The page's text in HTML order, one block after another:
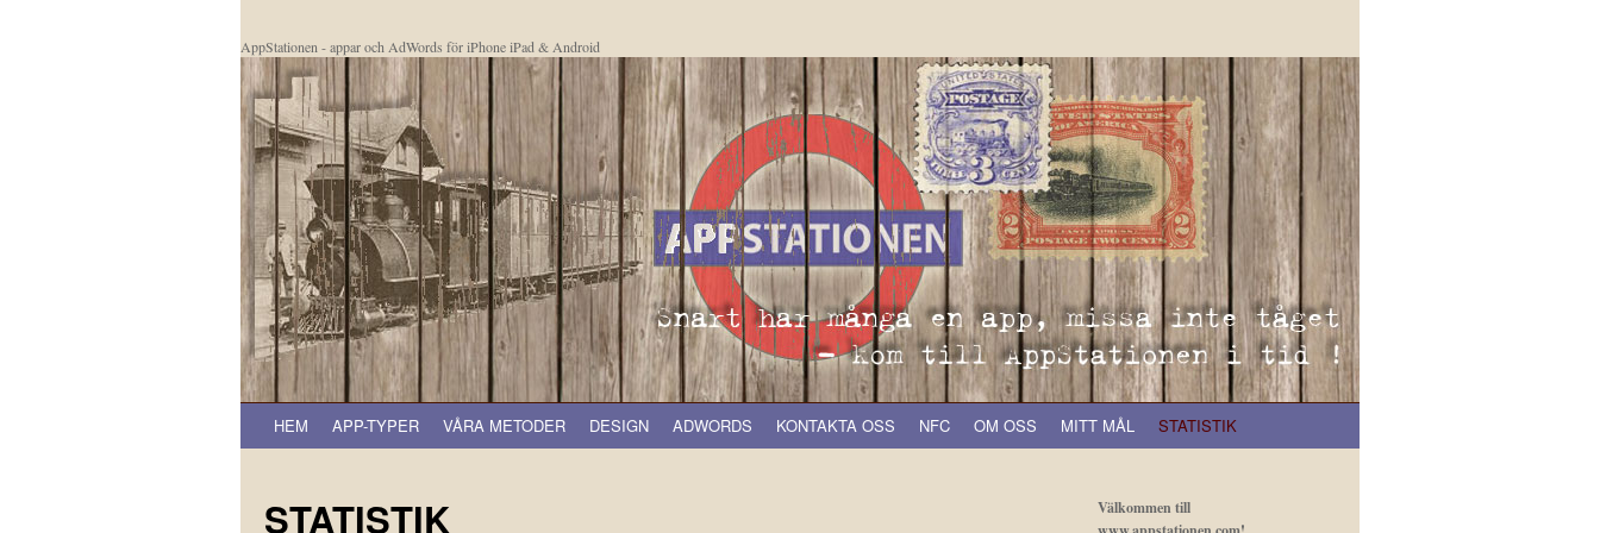
AppStationen - appar och AdWords för iPhone iPad & Android
HEM APP-TYPER VÅRA METODER DESIGN ADWORDS KONTAKTA OSS NFC OM OSS MITT MÅL STATISTIK
STATISTIK
Välkommen till